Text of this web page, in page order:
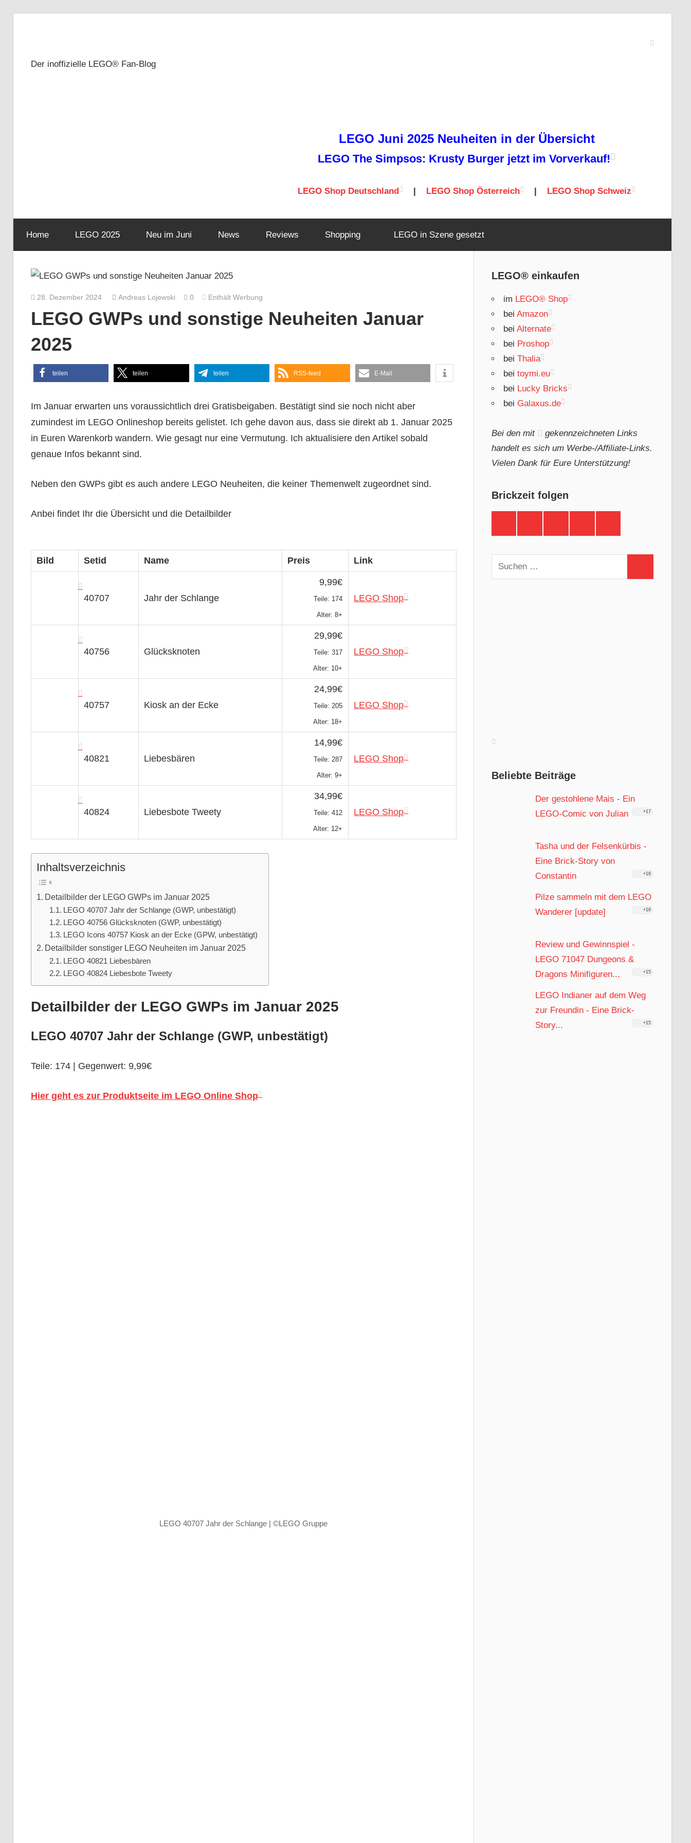
Der inoffizielle LEGO® Fan-Blog
LEGO Juni 2025 Neuheiten in der Übersicht
LEGO The Simpsos: Krusty Burger jetzt im Vorverkauf!
LEGO Shop Deutschland LEGO Shop Österreich LEGO Shop Schweiz
Home LEGO 2025 Neu im Juni News Reviews Shopping LEGO in Szene gesetzt
28. Dezember 2024 Andreas Lojewski 0 Enthält Werbung
LEGO GWPs und sonstige Neuheiten Januar
2025
teilen teilen teilen RSS-feed E-Mail
Im Januar erwarten uns voraussichtlich drei Gratisbeigaben. Bestätigt sind sie noch nicht aber
zumindest im LEGO Onlineshop bereits gelistet. Ich gehe davon aus, dass sie direkt ab 1. Januar 2025
in Euren Warenkorb wandern. Wie gesagt nur eine Vermutung. Ich aktualisiere den Artikel sobald
genaue Infos bekannt sind.
Neben den GWPs gibt es auch andere LEGO Neuheiten, die keiner Themenwelt zugeordnet sind.
Anbei findet Ihr die Übersicht und die Detailbilder
Bild Setid Name Preis Link
40707 Jahr der Schlange
9,99€
Teile: 174
Alter: 8+
LEGO Shop
40756 Glücksknoten
29,99€
Teile: 317
Alter: 10+
LEGO Shop
40757 Kiosk an der Ecke
24,99€
Teile: 205
Alter: 18+
LEGO Shop
40821 Liebesbären
14,99€
Teile: 287
Alter: 9+
LEGO Shop
40824 Liebesbote Tweety
34,99€
Teile: 412
Alter: 12+
LEGO Shop
Inhaltsverzeichnis
Detailbilder der LEGO GWPs im Januar 2025
LEGO 40707 Jahr der Schlange (GWP, unbestätigt)
LEGO 40756 Glücksknoten (GWP, unbestätigt)
LEGO Icons 40757 Kiosk an der Ecke (GPW, unbestätigt)
Detailbilder sonstiger LEGO Neuheiten im Januar 2025
LEGO 40821 Liebesbären
LEGO 40824 Liebesbote Tweety
Detailbilder der LEGO GWPs im Januar 2025
LEGO 40707 Jahr der Schlange (GWP, unbestätigt)
Teile: 174 | Gegenwert: 9,99€
Hier geht es zur Produktseite im LEGO Online Shop
LEGO 40707 Jahr der Schlange | ©LEGO Gruppe
LEGO® einkaufen
im LEGO® Shop
bei Amazon
bei Alternate
bei Proshop
bei Thalia
bei toymi.eu
bei Lucky Bricks
bei Galaxus.de
Bei den mit
gekennzeichneten Links
handelt es sich um Werbe-/Affiliate-Links.
Vielen Dank für Eure Unterstützung!
Brickzeit folgen
Suchen
nach:
Beliebte Beiträge
Der gestohlene Mais - Ein
LEGO-Comic von Julian
+17
Tasha und der Felsenkürbis -
Eine Brick-Story von
Constantin
+16
Pilze sammeln mit dem LEGO
Wanderer [update]
+16
Review und Gewinnspiel -
LEGO 71047 Dungeons &
Dragons Minifiguren...
+15
LEGO Indianer auf dem Weg
zur Freundin - Eine Brick-
Story...
+15